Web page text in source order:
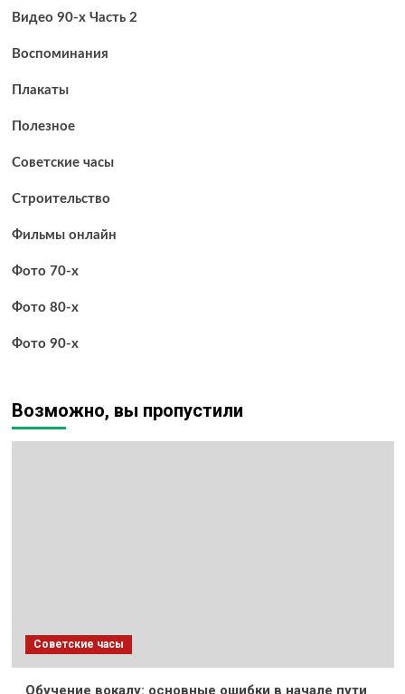
Видео 90-х Часть 2
Воспоминания
Плакаты
Полезное
Советские часы
Строительство
Фильмы онлайн
Фото 70-х
Фото 80-х
Фото 90-х
Возможно, вы пропустили
Советские часы
Обучение вокалу: основные ошибки в начале пути